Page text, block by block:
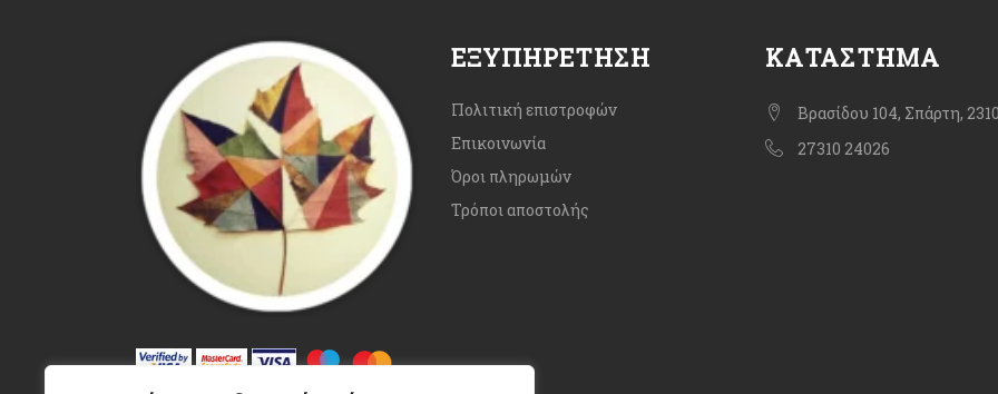
ΕΞΥΠΗΡΈΤΗΣΗ
Πολιτική επιστροφών
Επικοινωνία
Όροι πληρωμών
Τρόποι αποστολής
ΚΑΤΆΣΤΗΜΑ
Βρασίδου 104, Σπάρτη,
27310 24026